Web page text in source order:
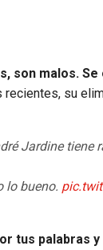
son malos.
su
Jardine tiene
lo bueno.
tus palabras y